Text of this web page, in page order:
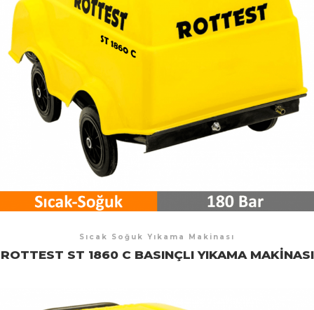
Sıcak Soğuk Yıkama Makinası
ROTTEST ST 1860 C BASINÇLI YIKAMA MAKINASI